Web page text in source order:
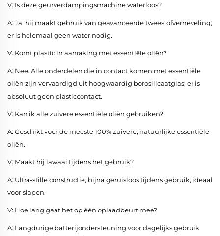
V: Is deze geurverdampingsmachine waterloos?
A: Ja, hij maakt gebruik van geavanceerde tweestofverneveling;
er is helemaal geen water nodig.
V: Komt plastic in aanraking met essentiële oliën?
A: Nee. Alle onderdelen die in contact komen met essentiële
oliën zijn vervaardigd uit hoogwaardig borosilicaatglas; er is
absoluut geen plasticcontact.
V: Kan ik alle zuivere essentiële oliën gebruiken?
A: Geschikt voor de meeste 100% zuivere, natuurlijke essentiële
oliën.
V: Maakt hij lawaai tijdens het gebruik?
A: Ultra-stille constructie, bijna geruisloos tijdens gebruik, ideaal
voor slapen.
V: Hoe lang gaat het op één oplaadbeurt mee?
A: Langdurige batterijondersteuning voor dagelijks gebruik